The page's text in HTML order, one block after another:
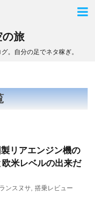
の旅
。自分の足でネタ稼ぎ。
製リアエンジン機の
米レベルの出来だ
ンスヌサ 搭乗レビュー